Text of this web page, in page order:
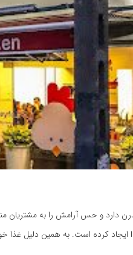
دارد و حس آرامش را به مشتریان
کرده است. به همین دلیل غذا